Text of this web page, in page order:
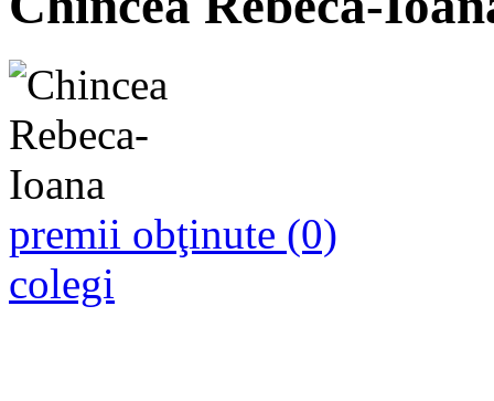
premii obţinute (0)
colegi